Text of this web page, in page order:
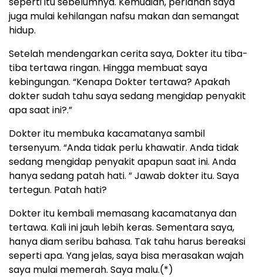
juga mulai kehilangan nafsu makan dan semangat
hidup.
Setelah mendengarkan cerita saya, Dokter itu tiba-
tiba tertawa ringan. Hingga membuat saya
kebingungan. “Kenapa Dokter tertawa? Apakah
dokter sudah tahu saya sedang mengidap penyakit
apa saat ini?.”
Dokter itu membuka kacamatanya sambil
tersenyum. “Anda tidak perlu khawatir. Anda tidak
sedang mengidap penyakit apapun saat ini. Anda
hanya sedang patah hati. ” Jawab dokter itu. Saya
tertegun. Patah hati?
Dokter itu kembali memasang kacamatanya dan
tertawa. Kali ini jauh lebih keras. Sementara saya,
hanya diam seribu bahasa. Tak tahu harus bereaksi
seperti apa. Yang jelas, saya bisa merasakan wajah
saya mulai memerah. Saya malu.(*)